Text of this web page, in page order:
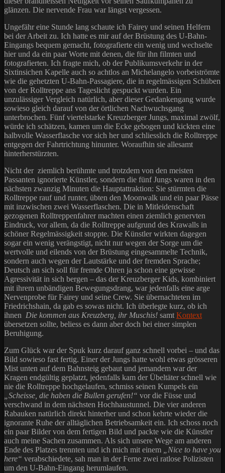
glänzen. Die nervende Frau war längst vergessen.
Ungefähr eine Stunde lang schaute ich Fairey und seinen Helfern
bei der Arbeit zu. Ich hatte es mir auf der Brüstung des U-Bahn-
Eingangs bequem gemacht, fotografierte ein wenig und wechselte
hier und da ein paar Worte mit denen, die für ihn filmten und
fotografierten. Ich fragte mich, ob der Publikumsverkehr in der
Sixtinsichen Kapelle auch so achtlos an Michelangelo vorbeiströmte
wie die gehetzten U-Bahn-Passagiere, die in regelmässigen Schüben
von der Rolltreppe ans Tageslicht gespuckt wurden. Ein
unzulässiger Vergleich natürlich, aber dieser Gedankengang wurde
sowieso gleich darauf von der örtlichen Nachwuchsgang
unterbrochen. Fünf viertelstarke Kreuzberger Jungs, maximal zwölf,
würde ich schätzen, kamen um die Ecke gebogen und kickten eine
halbvolle Wasserflasche vor sich her und schliesslich die Rolltreppe
entgegen der Fahrtrichtung hinunter. Woraufhin sie allesamt
hinterherstürzten.
Nicht der ziemlich berühmte und trotzdem von den meisten
Passanten ignorierte Künstler, sondern die fünf Jungs waren in den
nächsten zwanzig Minuten die Hauptattraktion: Sie stürmten die
Rolltreppe rauf und runter, übten den Moonwalk und ein paar Pässe
mit inzwischen zwei Wasserflaschen. Die in Mitleidenschaft
gezogenen Rolltreppenfahrer machten einen ziemlich genervten
Eindruck, vor allem, da die Rolltreppe aufgrund des Krawalls in
schöner Regelmässigkeit stoppte. Die Künstler wirkten dagegen
sogar ein wenig verängstigt, nicht nur wegen der Sorge um die
wertvolle und eilends von der Brüstung eingesammelte Technik,
sondern auch wegen der Lautstärke und der fremden Sprache;
Deutsch an sich soll für fremde Ohren ja schon eine gewisse
Agressivität in sich bergen – das der Kreuzberger Kids, kombiniert
mit ihrem unbändigen Bewegungsdrang, war jedenfalls eine arge
Nervenprobe für Fairey und seine Crew. Sie übernachteten im
Friedrichshain, da gab es sowas nicht. Ich überlegte kurz, ob ich
ihnen Die kommen aus Kreuzberg, ihr Muschis! samt Kontext
übersetzen sollte, beliess es dann aber doch bei einer simplen
Beruhigung.
Zum Glück war der Spuk kurz darauf ganz schnell vorbei – und das
Bild sowieso fast fertig. Einer der Jungs hatte wohl etwas grösseren
Mist unten auf dem Bahnsteig gebaut und jemandem war der
Kragen endgültig geplatzt, jedenfalls kam der Übeltäter schnell wie
nie die Rolltreppe hochgelaufen, schmiss seinen Kumpels ein
„Scheisse, die haben die Bullen gerufen!“ vor die Füsse und
verschwand in dem nächsten Hochhaustunnel. Die vier anderen
Rabauken natürlich direkt hinterher und schon kehrte wieder die
ignorante Ruhe der alltäglichen Betriebsamkeit ein. Ich schoss noch
ein paar Bilder von dem fertigen Bild und packte wie die Künstler
auch meine Sachen zusammen. Als sich unsere Wege am anderen
Ende des Platzes trennten und ich mich mit einem
„Nice to have you
here“ verabschiedete, sah man in der Ferne zwei ratlose Polizisten
um den U-Bahn-Eingang herumlaufen.